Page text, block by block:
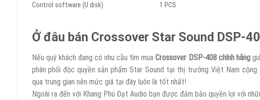
Control software (U disk)
1 PCS
Ở đâu bán Crossover Star Sound DSP-
Nếu quý khách đang có nhu cầu tìm muaCrossover DSP-408 chính hãng
phân phối độc quyền sản phẩm Star Sound tại thị trường Việt Nam
qua trung gian nên mức giá tại đây luôn là tốt nhất!
Ngoài ra đến với Khang Phú Đạt Audio bạn được đảm bảo quyền lợi với